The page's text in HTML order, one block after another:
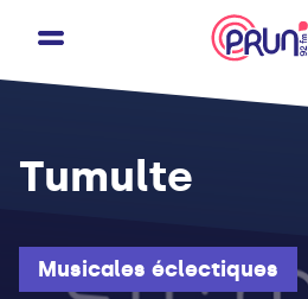
Musicales éclectiques
Tumulte